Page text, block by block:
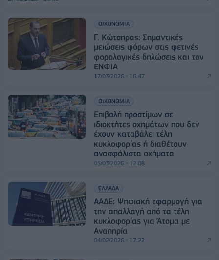
ΟΙΚΟΝΟΜΙΑ
Γ. Κώτσηρας: Σημαντικές
μειώσεις φόρων στις φετινές
φορολογικές δηλώσεις και τον
ΕΝΦΙΑ
17/03/2026 - 16:47
ΟΙΚΟΝΟΜΙΑ
Επιβολή προστίμων σε
ιδιοκτήτες οχημάτων που δεν
έχουν καταβάλει τέλη
κυκλοφορίας ή διαθέτουν
ανασφάλιστα οχήματα
05/03/2026 - 12:08
ΕΛΛΑΔΑ
ΑΑΔΕ: Ψηφιακή εφαρμογή για
την απαλλαγή από τα τέλη
κυκλοφορίας για Άτομα με
Αναπηρία
04/02/2026 - 17:22